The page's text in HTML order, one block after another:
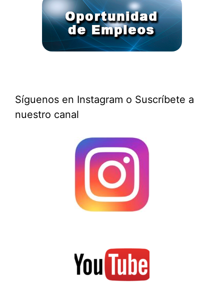
Síguenos en Instagram o Suscríbete a
nuestro canal